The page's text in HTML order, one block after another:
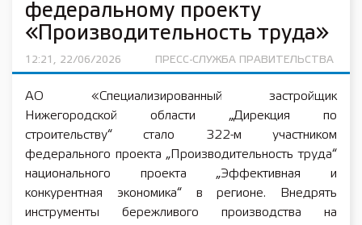
федеральному проекту
«Производительность труда»
12:21, 22/06/2026 ПРЕСС-СЛУЖБА ПРАВИТЕЛЬСТВА
АО «Специализированный застройщик
Нижегородской области „Дирекция по
строительству“ стало 322-м участником
федерального проекта „Производительность труда“
национального проекта „Эффективная и
конкурентная экономика“ в регионе. Внедрять
инструменты бережливого производства на